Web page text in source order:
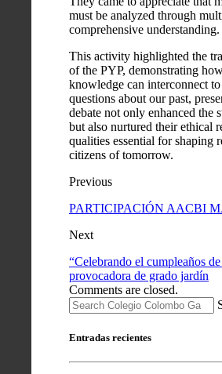
must be analyzed through
comprehensive understanding.
This activity highlighted the
of the PYP, demonstrating
knowledge can interconnect
questions about our past,
debate not only enhanced the
but also nurtured their ethical
qualities essential for shaping
citizens of tomorrow.
Previous
PARTICIPACIÓN AACBI
Next
“Celebrando el cumpleaños
provocadora de grado jardín
Comments are closed.
Entradas recientes